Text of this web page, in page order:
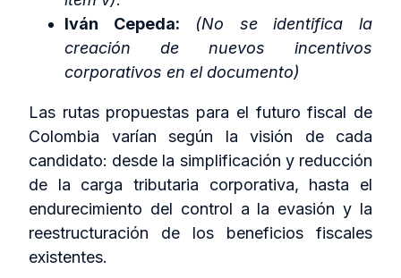
Iván Cepeda:
(No se identifica la
creación de nuevos incentivos
corporativos en el documento)
Las rutas propuestas para el futuro fiscal de
Colombia varían según la visión de cada
candidato: desde la simplificación y reducción
de la carga tributaria corporativa, hasta el
endurecimiento del control a la evasión y la
reestructuración de los beneficios fiscales
existentes.